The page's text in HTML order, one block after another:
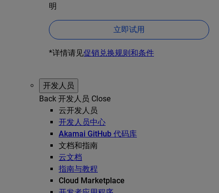
明
立即试用
*详情请见促销兑换规则和条件
开发人员
Back 开发人员 Close
云开发人员
开发人员中心
Akamai GitHub 代码库
文档和指南
云文档
指南与教程
Cloud Marketplace